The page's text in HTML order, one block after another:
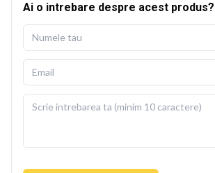
Ai o intrebare despre acest produs?